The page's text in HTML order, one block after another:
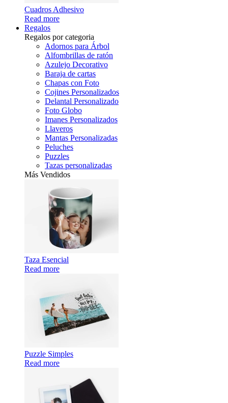
Cuadros Adhesivo
Read more
Regalos
Regalos por categoria
Adornos para Árbol
Alfombrillas de ratón
Azulejo Decorativo
Baraja de cartas
Chapas con Foto
Cojines Personalizados
Delantal Personalizado
Foto Globo
Imanes Personalizados
Llaveros
Mantas Personalizadas
Peluches
Puzzles
Tazas personalizadas
Más Vendidos
Taza Esencial
Read more
Puzzle Simples
Read more